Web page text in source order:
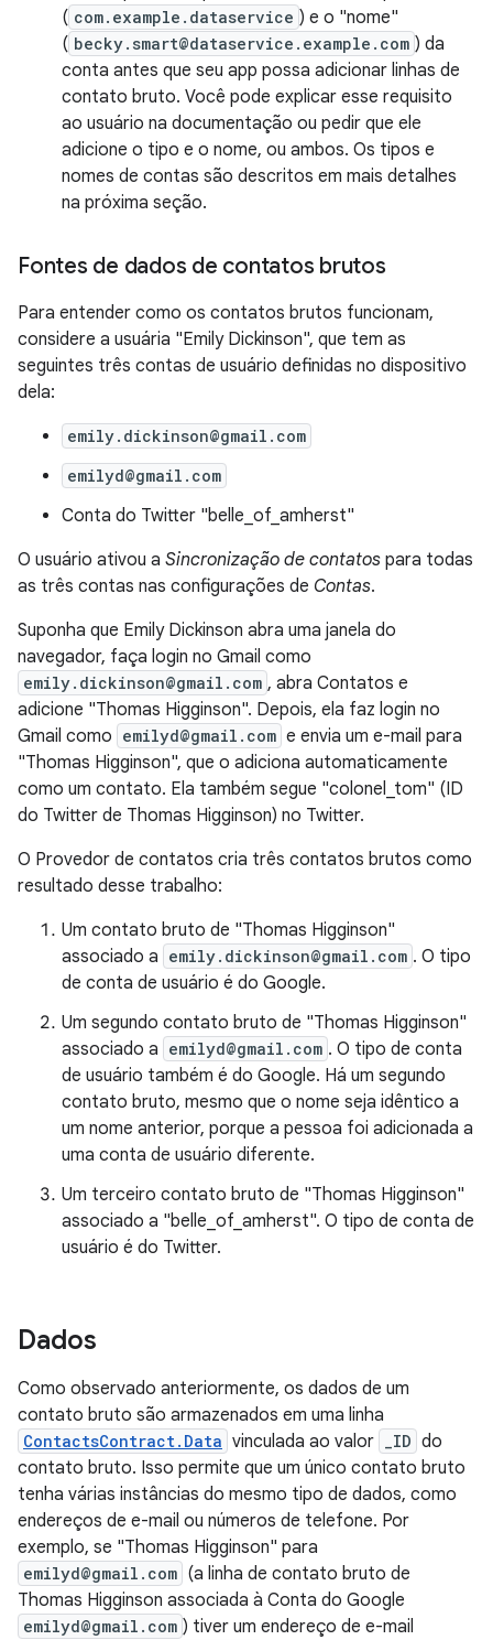
( com.example.dataservice ) e o "nome"
( becky.smart@dataservice.example.com ) da
conta antes que seu app possa adicionar linhas de
contato bruto. Você pode explicar esse requisito
ao usuário na documentação ou pedir que ele
adicione o tipo e o nome, ou ambos. Os tipos e
nomes de contas são descritos em mais detalhes
na próxima seção.
Fontes de dados de contatos brutos
Para entender como os contatos brutos funcionam,
considere a usuária "Emily Dickinson", que tem as
seguintes três contas de usuário definidas no dispositivo
dela:
emily.dickinson@gmail.com
emilyd@gmail.com
Conta do Twitter "belle_of_amherst"
O usuário ativou a Sincronização de contatos para todas
as três contas nas configurações de Contas.
Suponha que Emily Dickinson abra uma janela do
navegador, faça login no Gmail como
emily.dickinson@gmail.com , abra Contatos e
adicione "Thomas Higginson". Depois, ela faz login no
Gmail como emilyd@gmail.com e envia um e-mail para
"Thomas Higginson", que o adiciona automaticamente
como um contato. Ela também segue "colonel_tom" (ID
do Twitter de Thomas Higginson) no Twitter.
O Provedor de contatos cria três contatos brutos como
resultado desse trabalho:
Um contato bruto de "Thomas Higginson"
associado a emily.dickinson@gmail.com . O tipo
de conta de usuário é do Google.
Um segundo contato bruto de "Thomas Higginson"
associado a emilyd@gmail.com . O tipo de conta
de usuário também é do Google. Há um segundo
contato bruto, mesmo que o nome seja idêntico a
um nome anterior, porque a pessoa foi adicionada a
uma conta de usuário diferente.
Um terceiro contato bruto de "Thomas Higginson"
associado a "belle_of_amherst". O tipo de conta de
usuário é do Twitter.
Dados
Como observado anteriormente, os dados de um
contato bruto são armazenados em uma linha
ContactsContract.Data vinculada ao valor _ID do
contato bruto. Isso permite que um único contato bruto
tenha várias instâncias do mesmo tipo de dados, como
endereços de e-mail ou números de telefone. Por
exemplo, se "Thomas Higginson" para
emilyd@gmail.com (a linha de contato bruto de
Thomas Higginson associada à Conta do Google
emilyd@gmail.com ) tiver um endereço de e-mail